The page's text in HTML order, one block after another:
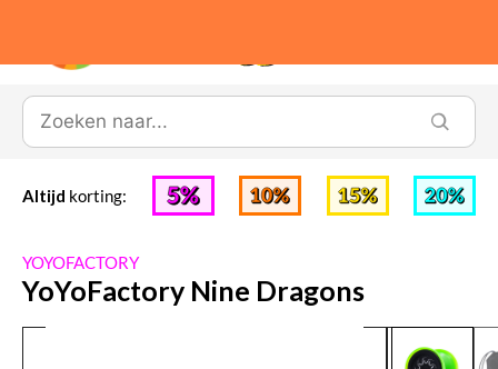
Altijd korting:
YOYOFACTORY
YoYoFactory Nine Dragons